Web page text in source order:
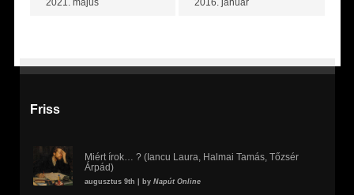
2021. május 2016. január
Friss
Miért írok… ? (Iancu Laura, Halmai Tamás, Tőzsér
Árpád)
augusztus 9th | by Napút Online